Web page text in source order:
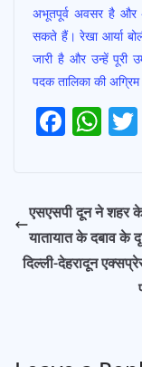
अभूतपूर्व अवसर है और
सकते हैं। रेखा आर्या
जारी है और उन्हें पूरी
पदक तालिका की
Post
F
ac
b
o
o
W
h
s
A
p
एसएसपी दून ने शहर के
यातायात के दबाव के
दिल्ली-देहरादून